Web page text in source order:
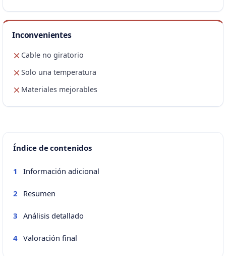
Inconvenientes
Cable no giratorio
Solo una temperatura
Materiales mejorables
Índice de contenidos
1 Información adicional
2 Resumen
3 Análisis detallado
4 Valoración final